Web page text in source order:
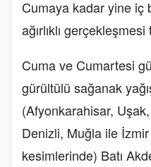
Cumaya kadar yine iç
ağırlıklı
Cuma ve Cumartesi
gürültülü sağanak
(Afyonkarahisar,
Denizli, Muğla ile
kesimlerinde) Batı